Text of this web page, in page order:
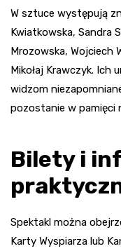
W sztuce występują
Kwiatkowska, Sandra
Mrozowska, Wojciech
Mikołaj Krawczyk. Ich
widzom
pozostanie w pamięci
Bilety i
Spektakl można
Karty Wyspiarza lub